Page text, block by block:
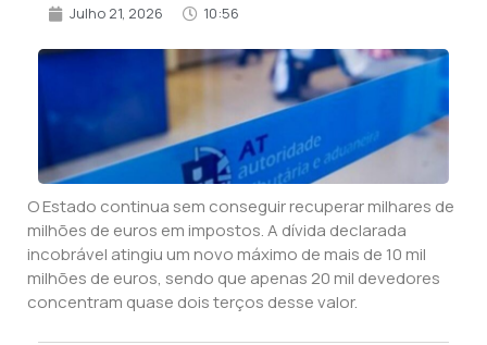
Julho 21, 2026 10:56
O Estado continua sem conseguir recuperar milhares de
milhões de euros em impostos. A dívida declarada
incobrável atingiu um novo máximo de mais de 10 mil
milhões de euros, sendo que apenas 20 mil devedores
concentram quase dois terços desse valor.